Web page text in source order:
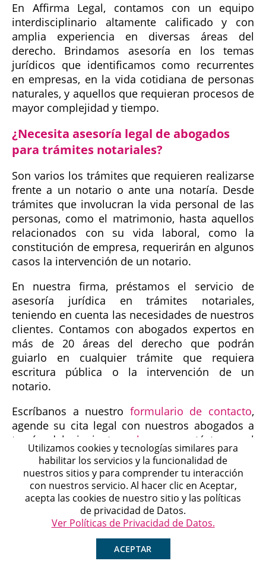
En Affirma Legal, contamos con un equipo
interdisciplinario altamente calificado y con
amplia experiencia en diversas áreas del
derecho. Brindamos asesoría en los temas
jurídicos que identificamos como recurrentes
en empresas, en la vida cotidiana de personas
naturales, y aquellos que requieran procesos de
mayor complejidad y tiempo.
¿Necesita asesoría legal de abogados
para trámites notariales?
Son varios los trámites que requieren realizarse
frente a un notario o ante una notaría. Desde
trámites que involucran la vida personal de las
personas, como el matrimonio, hasta aquellos
relacionados con su vida laboral, como la
constitución de empresa, requerirán en algunos
casos la intervención de un notario.
En nuestra firma, préstamos el servicio de
asesoría jurídica en trámites notariales,
teniendo en cuenta las necesidades de nuestros
clientes. Contamos con abogados expertos en
más de 20 áreas del derecho que podrán
guiarlo en cualquier trámite que requiera
escritura pública o la intervención de un
notario.
Escríbanos a nuestro formulario de contacto,
agende su cita legal con nuestros abogados a
través del siguiente
enlace
o contáctenos al
3175155125.
Síganos en Facebook como:Affirmalegal, en
Instagram como:@Affirmalegaly en Tiktok
como:
@affirma_legal
Michell
Agente en Línea
Chatea ahora
Utilizamos cookies y tecnologías similares para
habilitar los servicios y la funcionalidad de
nuestros sitios y para comprender tu interacción
con nuestros servicio. Al hacer clic en Aceptar,
acepta las cookies de nuestro sitio y las políticas
de privacidad de Datos.
Ver Políticas de Privacidad de Datos.
ACEPTAR